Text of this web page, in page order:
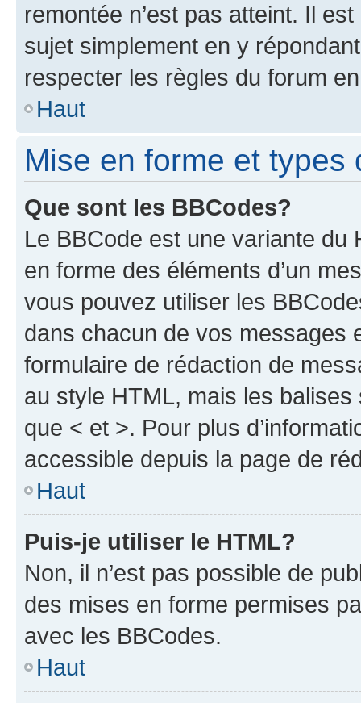
remontée n’est pas atteint. Il
sujet simplement en y
respecter les règles du forum
Haut
Mise en forme et types
Que sont les BBCodes?
Le BBCode est une variante du
en forme des éléments d’un
vous pouvez utiliser les
dans chacun de vos messages
formulaire de rédaction de
au style HTML, mais les
que < et >. Pour plus
accessible depuis la page de
Haut
Puis-je utiliser le HTML?
Non, il n’est pas possible de
des mises en forme permises
avec les BBCodes.
Haut